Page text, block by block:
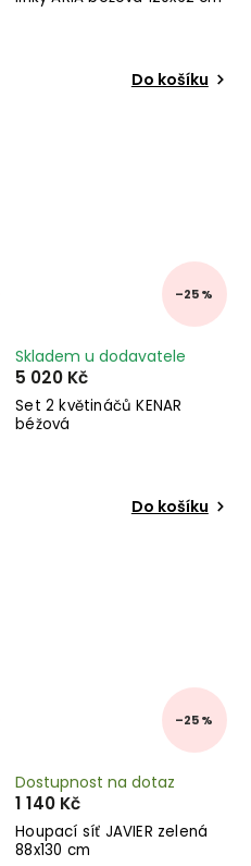
Do košíku
–25 %
Set 2 květináčů KENAR
béžová
Skladem u dodavatele
5 020 Kč
Do košíku
–25 %
Houpací síť JAVIER zelená
88x130 cm
Dostupnost na dotaz
1 140 Kč